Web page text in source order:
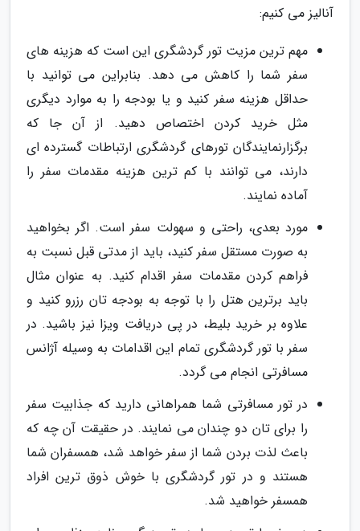
آنالیز می کنیم:
مهم ترین مزیت تور گردشگری این است که هزینه های
سفر شما را کاهش می دهد. بنابراین می توانید با
حداقل هزینه سفر کنید و یا بودجه را به موارد دیگری
مثل خرید کردن اختصاص دهید. از آن جا که
برگزارنمایندگان تورهای گردشگری ارتباطات گسترده ای
دارند، می توانند با کم ترین هزینه مقدمات سفر را
آماده نمایند.
مورد بعدی، راحتی و سهولت سفر است. اگر بخواهید
به صورت مستقل سفر کنید، باید از مدتی قبل نسبت به
فراهم کردن مقدمات سفر اقدام کنید. به عنوان مثال
باید برترین هتل را با توجه به بودجه تان رزرو کنید و
علاوه بر خرید بلیط، در پی دریافت ویزا نیز باشید. در
سفر با تور گردشگری تمام این اقدامات به وسیله آژانس
مسافرتی انجام می گردد.
در تور مسافرتی شما همراهانی دارید که جذابیت سفر
را برای تان دو چندان می نمایند. در حقیقت آن چه که
باعث لذت بردن شما از سفر خواهد شد، همسفران شما
هستند و در تور گردشگری با خوش ذوق ترین افراد
همسفر خواهید شد.